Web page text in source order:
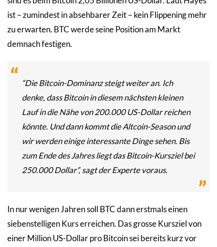
ist – zumindest in absehbarer Zeit – kein Flippening mehr
zu erwarten. BTC werde seine Position am Markt
demnach festigen.
“Die Bitcoin-Dominanz steigt weiter an. Ich
denke, dass Bitcoin in diesem nächsten kleinen
Lauf in die Nähe von 200.000 US-Dollar reichen
könnte. Und dann kommt die Altcoin-Season und
wir werden einige interessante Dinge sehen. Bis
zum Ende des Jahres liegt das Bitcoin-Kursziel bei
250.000 Dollar”, sagt der Experte voraus.
In nur wenigen Jahren soll BTC dann erstmals einen
siebenstelligen Kurs erreichen. Das grosse Kursziel von
einer Million US-Dollar pro Bitcoin sei bereits kurz vor